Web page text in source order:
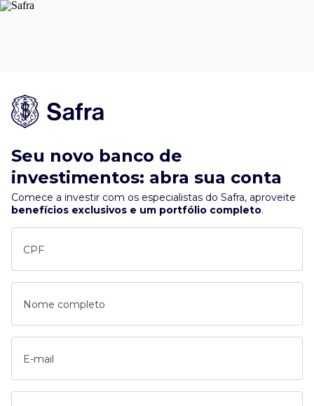
Seu novo banco de
investimentos: abra sua conta
Comece a investir com os especialistas do Safra, aproveite
benefícios exclusivos e um portfólio completo.
CPF
Nome completo
E-mail